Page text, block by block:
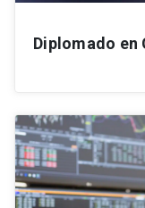
Diplomado